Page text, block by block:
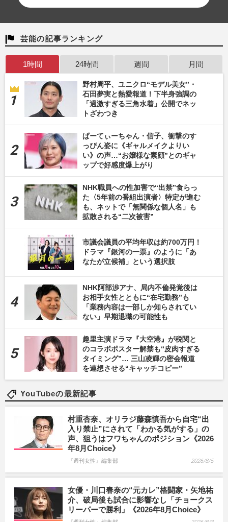
芸能の記事ランキング
1時間 24時間 週間 月間
野村周平、ユニクロ“モデル美女”・
石田夢実と熱愛報道！下半身強調の
「過激すぎる三角水着」公開でネッ
トざわつき
ぱーてぃーちゃん・信子、衝撃のす
っぴん姿に《ギャルメイクよりい
い》の声…“お嬢様な素顔”とのギャ
ップで好感度爆上がり
NHK職員への性加害で“出禁”食らっ
た〈5年前の番組出演者〉特定が進む
も、ネットで「無関係な個人名」も
拡散される“二次被害”
市議会議員の平均年収は約700万円！
ドラマ『銀河の一票』のように「あ
なたが立候補」という選択肢
NHK阿部渉アナ、局内不倫発覚後は
お相手女性とともに“在宅勤務”も
「業務内容は一部しか知らされてい
ない」早期退職の可能性も
趣里主演ドラマ『大空港』が税関と
のコラボポスター解禁も“皮肉すぎる
タイミング”… 三山凌輝の密会報道
を連想させる“キャッチコピー”
YouTubeの最新記事
村重杏奈、オリラジ藤森慎吾から自宅“出
入り禁止”にされて「わかる気がする」の
声、狙うはフワちゃんのポジション《2026
年8月Choice》
『週刊女性』編集部 2026/8/5
女優・川口春奈の“元カレ”格闘家・矢地祐
介、破局後も試合に影響なし「チョークス
リーパーで勝利」《2026年8月Choice》